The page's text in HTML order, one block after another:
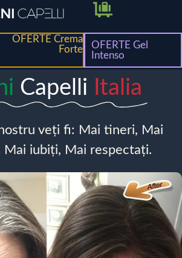
OFERTE Crema
Forte
OFERTE Gel
Intenso
Capelli Italia
veți fi: Mai tineri, Mai
Mai iubiți, Mai respectați.